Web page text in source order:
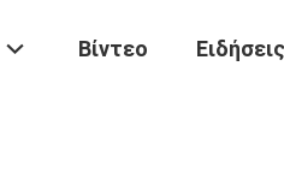
Βίντεο Ειδήσεις